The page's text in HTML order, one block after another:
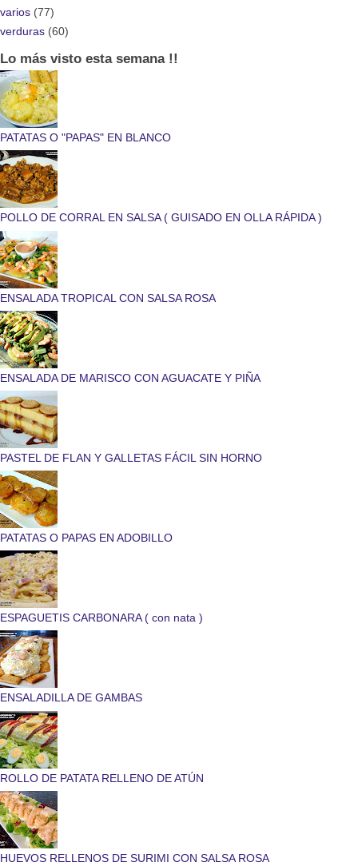
varios (77)
verduras (60)
Lo más visto esta semana !!
PATATAS O "PAPAS" EN BLANCO
POLLO DE CORRAL EN SALSA ( GUISADO EN OLLA RÁPIDA )
ENSALADA TROPICAL CON SALSA ROSA
ENSALADA DE MARISCO CON AGUACATE Y PIÑA
PASTEL DE FLAN Y GALLETAS FÁCIL SIN HORNO
PATATAS O PAPAS EN ADOBILLO
ESPAGUETIS CARBONARA ( con nata )
ENSALADILLA DE GAMBAS
ROLLO DE PATATA RELLENO DE ATÚN
HUEVOS RELLENOS DE SURIMI CON SALSA ROSA